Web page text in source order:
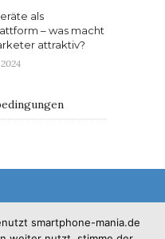
als
– was macht
attraktiv?
smartphone-mania.de